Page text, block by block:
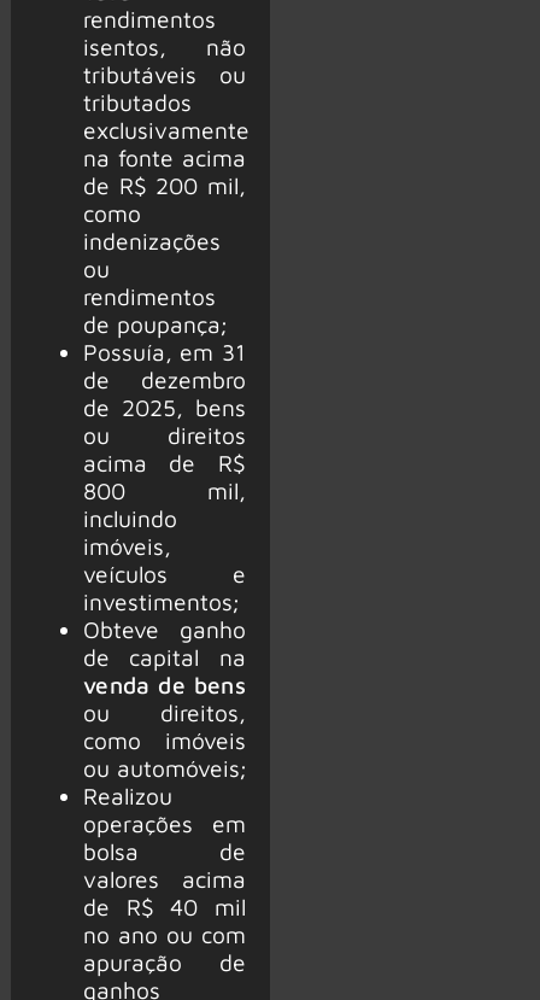
rendimentos
isentos, não
tributáveis ou
tributados
exclusivamente
na fonte acima
de R$ 200 mil,
como
indenizações
ou
rendimentos
de poupança;
Possuía, em 31
de dezembro
de 2025, bens
ou direitos
acima de R$
800 mil,
incluindo
imóveis,
veículos e
investimentos;
Obteve ganho
de capital na
venda de bens
ou direitos,
como imóveis
ou automóveis;
Realizou
operações em
bolsa de
valores acima
de R$ 40 mil
no ano ou com
apuração de
ganhos